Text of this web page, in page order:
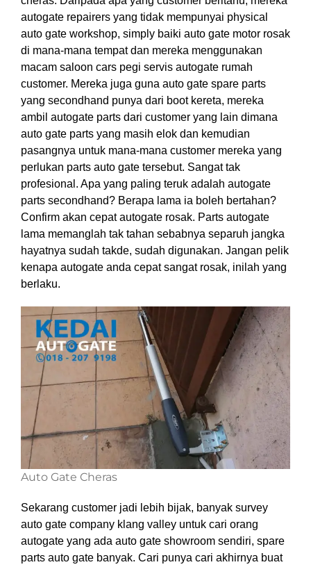
autogate repairers yang tidak mempunyai physical
auto gate workshop, simply baiki auto gate motor rosak
di mana-mana tempat dan mereka menggunakan
macam saloon cars pegi servis autogate rumah
customer. Mereka juga guna auto gate spare parts
yang secondhand punya dari boot kereta, mereka
ambil autogate parts dari customer yang lain dimana
auto gate parts yang masih elok dan kemudian
pasangnya untuk mana-mana customer mereka yang
perlukan parts auto gate tersebut. Sangat tak
profesional. Apa yang paling teruk adalah autogate
parts secondhand? Berapa lama ia boleh bertahan?
Confirm akan cepat autogate rosak. Parts autogate
lama memanglah tak tahan sebabnya separuh jangka
hayatnya sudah takde, sudah digunakan. Jangan pelik
kenapa autogate anda cepat sangat rosak, inilah yang
berlaku.
Auto Gate Cheras
Sekarang customer jadi lebih bijak, banyak survey
auto gate company klang valley untuk cari orang
autogate yang ada auto gate showroom sendiri, spare
parts auto gate banyak. Cari punya cari akhirnya buat